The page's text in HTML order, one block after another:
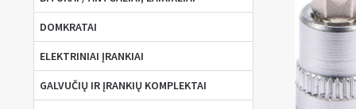
DOMKRATAI
ELEKTRINIAI ĮRANKIAI
GALVUČIŲ IR ĮRANKIŲ KOMPLEKTAI